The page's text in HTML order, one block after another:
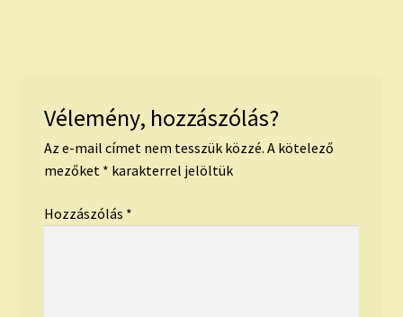
Vélemény, hozzászólás?
Az e-mail címet nem tesszük közzé. A kötelező
mezőket * karakterrel jelöltük
Hozzászólás *